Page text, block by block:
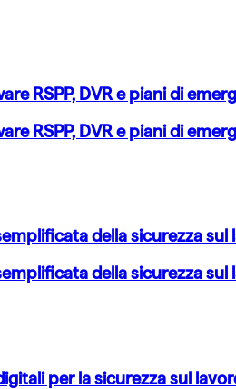
RSPP, DVR e piani di
RSPP, DVR e piani di
della sicurezza sul
della sicurezza sul
per la sicurezza sul